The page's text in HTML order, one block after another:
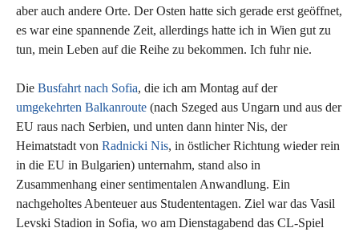
aber auch andere Orte. Der Osten hatte sich gerade erst geöffnet,
es war eine spannende Zeit, allerdings hatte ich in Wien gut zu
tun, mein Leben auf die Reihe zu bekommen. Ich fuhr nie.
Die Busfahrt nach Sofia, die ich am Montag auf der
umgekehrten Balkanroute (nach Szeged aus Ungarn und aus der
EU raus nach Serbien, und unten dann hinter Nis, der
Heimatstadt von Radnicki Nis, in östlicher Richtung wieder rein
in die EU in Bulgarien) unternahm, stand also in
Zusammenhang einer sentimentalen Anwandlung. Ein
nachgeholtes Abenteuer aus Studententagen. Ziel war das Vasil
Levski Stadion in Sofia, wo am Dienstagabend das CL-Spiel